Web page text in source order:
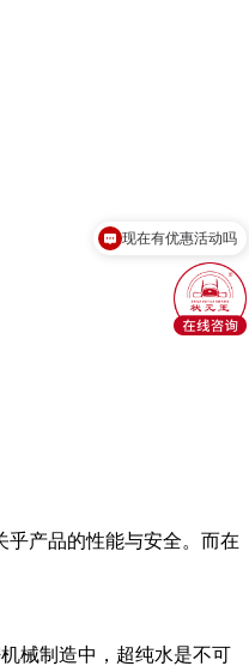
产品的性能与安全。而在
械制造中，超纯水是不可
可以介绍下你们的产品么？